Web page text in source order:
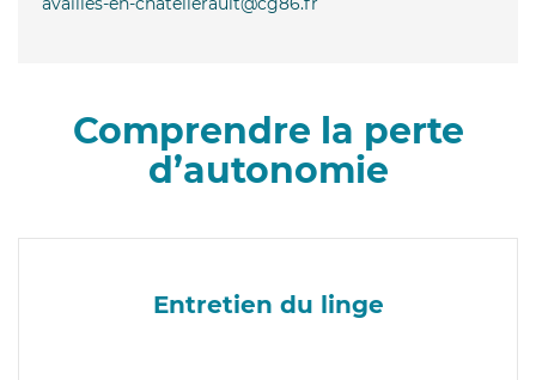
Comprendre la perte
d’autonomie
Entretien du linge